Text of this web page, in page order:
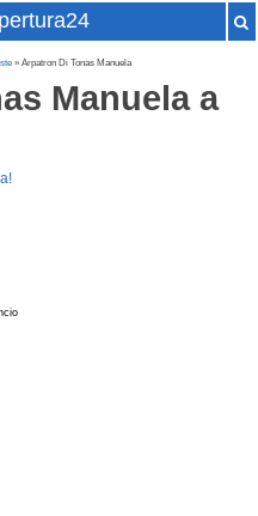
» Arpatron Di Tonas Manuela
Manuelaa